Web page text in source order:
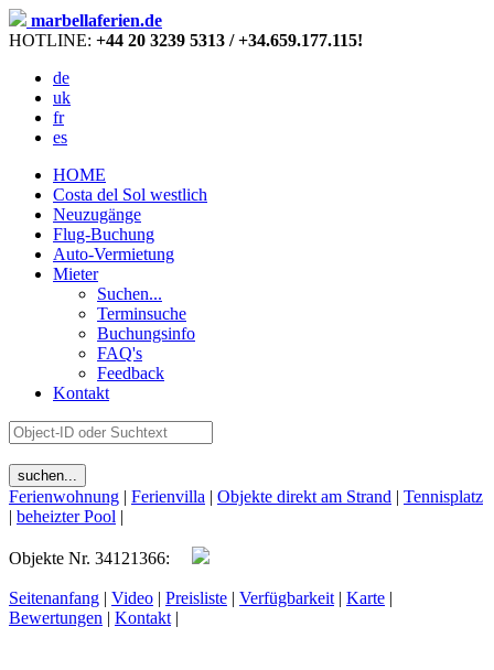
marbellaferien.de
HOTLINE: +44 20 3239 5313 / +34.659.177.115!
de
uk
fr
es
HOME
Costa del Sol westlich
Neuzugänge
Flug-Buchung
Auto-Vermietung
Mieter
Suchen...
Terminsuche
Buchungsinfo
FAQ's
Feedback
Kontakt
Ferienwohnung | Ferienvilla | Objekte direkt am Strand | Tennisplatz
| beheizter Pool |
Objekte Nr. 34121366:
Seitenanfang | Video | Preisliste | Verfügbarkeit | Karte |
Bewertungen | Kontakt |